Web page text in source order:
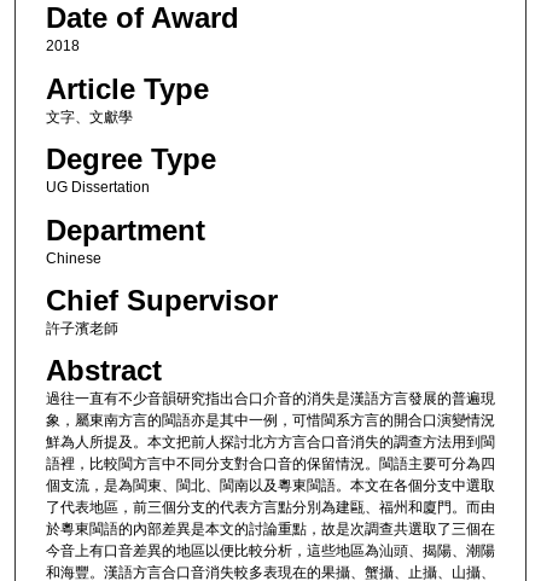
Date of Award
2018
Article Type
文字、文獻學
Degree Type
UG Dissertation
Department
Chinese
Chief Supervisor
許子濱老師
Abstract
過往一直有不少音韻研究指出合口介音的消失是漢語方言發展的普遍現
象，屬東南方言的閩語亦是其中一例，可惜閩系方言的開合口演變情況
鮮為人所提及。本文把前人探討北方方言合口音消失的調查方法用到閩
語裡，比較閩方言中不同分支對合口音的保留情況。閩語主要可分為四
個支流，是為閩東、閩北、閩南以及粵東閩語。本文在各個分支中選取
了代表地區，前三個分支的代表方言點分別為建甌、福州和廈門。而由
於粵東閩語的內部差異是本文的討論重點，故是次調查共選取了三個在
今音上有口音差異的地區以便比較分析，這些地區為汕頭、揭陽、潮陽
和海豐。漢語方言合口音消失較多表現在的果攝、蟹攝、止攝、山攝、